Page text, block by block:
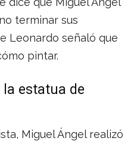
terminar sus
Leonardo señaló que
pintar.
estatua de
Miguel Ángel realizó